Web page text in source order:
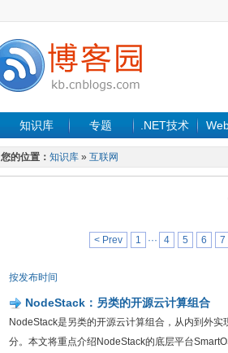
知识库 专题 .NET技术
您的位置： 知识库 » 互联网
< Prev 1 ··· 4 5 6 7
按发布时间
NodeStack：另类的开源云计算组合
NodeStack是另类的开源云计算组合，从内到外
分。本文将重点介绍NodeStack的底层平台